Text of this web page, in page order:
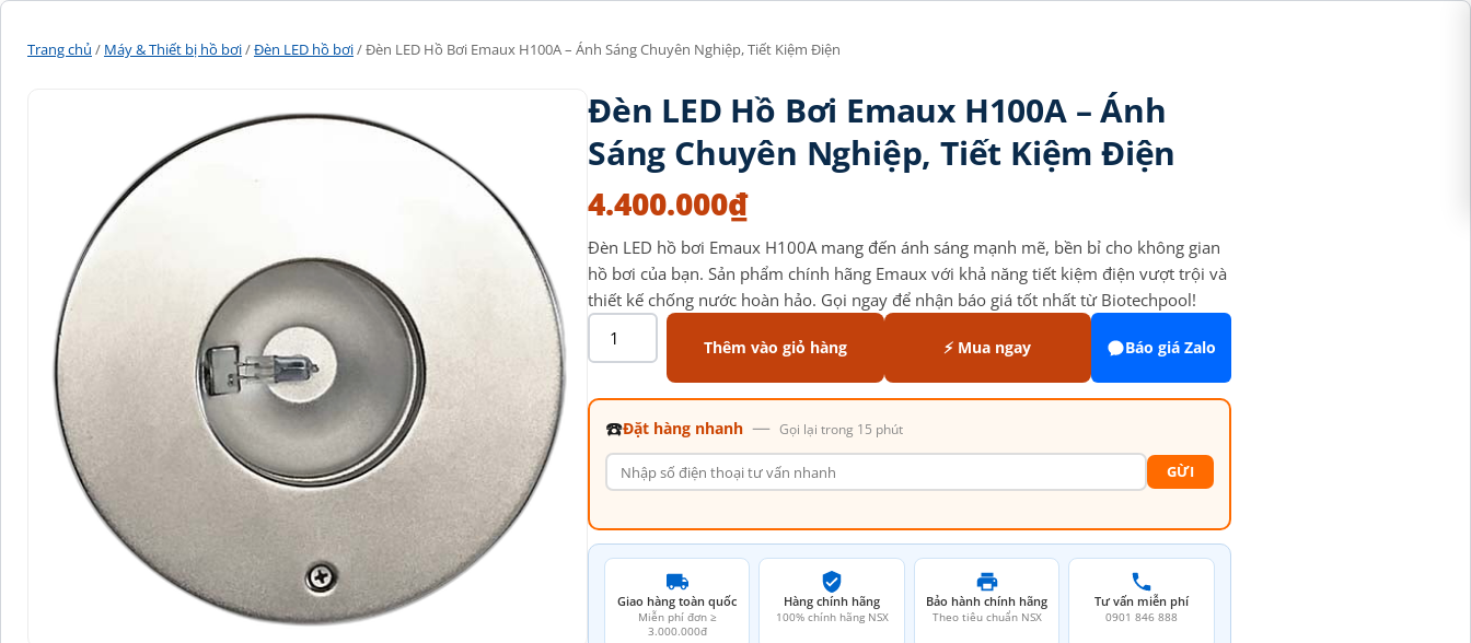
Trang chủ / Máy & Thiết bị hồ bơi/Đèn LED hồ bơi/ Đèn LED Hồ Bơi Emaux H100A – Ánh Sáng Chuyên Nghiệp, Tiết Kiệm Điện
Đèn LED Hồ Bơi Emaux H100A – Ánh
Sáng Chuyên Nghiệp, Tiết Kiệm Điện
4.400.000₫
Đèn LED hồ bơi Emaux H100A mang đến ánh sáng mạnh mẽ, bền bỉ cho không gian
hồ bơi của bạn. Sản phẩm chính hãng Emaux với khả năng tiết kiệm điện vượt trội và
thiết kế chống nước hoàn hảo. Gọi ngay để nhận báo giá tốt nhất từ Biotechpool!
Thêm vào giỏ hàng ⚡ Mua ngay Báo giá Zalo
☎️Đặt hàng nhanh — Gọi lại trong 15 phút
GỪI
Giao hàng toàn quốc
Miễn phí đơn ≥
3.000.000đ
Hàng chính hãng
100% chính hãng NSX
Bảo hành chính hãng
Theo tiêu chuẩn NSX
Tư vấn miễn phí
0901 846 888